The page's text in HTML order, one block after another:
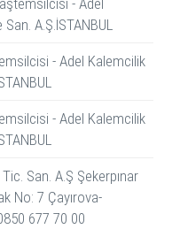
- Adel
A.Ş.İSTANBUL
- Adel Kalemcilik
- Adel Kalemcilik
San. A.Ş Şekerpınar
No: 7 Çayırova-
677 70 00